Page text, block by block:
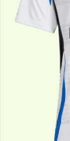
Optionen
können
Produktseite